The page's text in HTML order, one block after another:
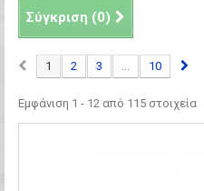
Σύγκριση (0)
1 2 3 ... 10
Εμφάνιση 1 - 12 από 115 στοιχεία